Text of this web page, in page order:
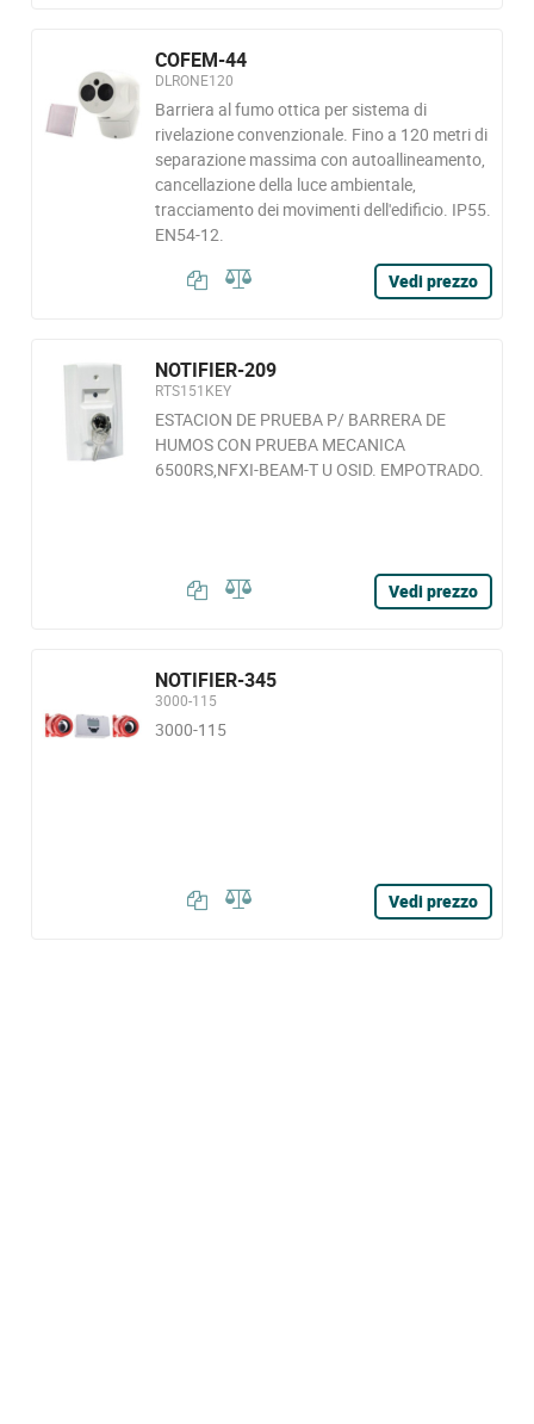
COFEM-44
DLRONE120
Barriera al fumo ottica per sistema di
rivelazione convenzionale. Fino a 120 metri di
separazione massima con autoallineamento,
cancellazione della luce ambientale,
tracciamento dei movimenti dell'edificio. IP55.
EN54-12.
Vedi prezzo
NOTIFIER-209
RTS151KEY
ESTACION DE PRUEBA P/ BARRERA DE
HUMOS CON PRUEBA MECANICA
6500RS,NFXI-BEAM-T U OSID. EMPOTRADO.
Vedi prezzo
NOTIFIER-345
3000-115
3000-115
Vedi prezzo